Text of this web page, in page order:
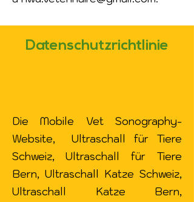
Datenschutzrichtlinie
Die Mobile Vet Sonography-
Website, Ultraschall für Tiere
Schweiz, Ultraschall für Tiere
Bern, Ultraschall Katze Schweiz,
Ultraschall Katze Bern,